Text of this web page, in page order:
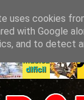
uses cookies
with Google
and to detect